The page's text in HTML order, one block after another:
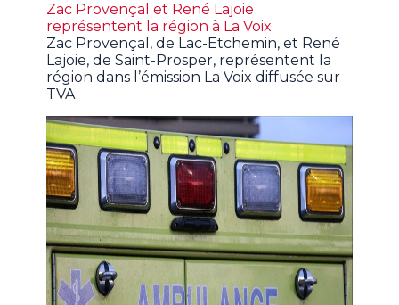
Zac Provençal et René Lajoie
représentent la région à La Voix
Zac Provençal, de Lac-Etchemin, et René
Lajoie, de Saint-Prosper, représentent la
région dans l’émission La Voix diffusée sur
TVA.